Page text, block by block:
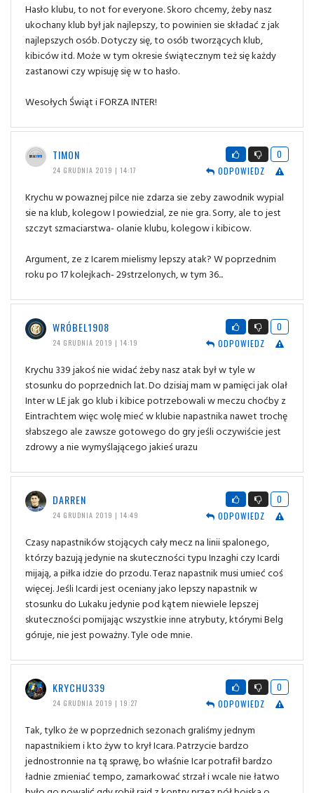
Hasło klubu, to not for everyone. Skoro chcemy, żeby nasz
ukochany klub był jak najlepszy, to powinien sie składać z jak
najlepszych osób. Dotyczy się, to osób tworzących klub,
kibiców itd. Może w tym okresie świątecznym też się każdy
zastanowi czy wpisuję się w to hasło.
Wesołych Świąt i FORZA INTER!
TIMON
24 GRUDNIA 2019 | 14:17
0
ODPOWIEDZ
Krychu w powaznej pilce nie zdarza sie zeby zawodnik wypial
sie na klub, kolegow I powiedzial, ze nie gra. Sorry, ale to jest
szczyt szmaciarstwa- olanie klubu, kolegow i kibicow.
Argument, ze z Icarem mielismy lepszy atak? W poprzednim
roku po 17 kolejkach- 29strzelonych, w tym 36...
WRÓBEL1908
24 GRUDNIA 2019 | 14:19
0
ODPOWIEDZ
Krychu 339 jakoś nie widać żeby nasz atak był w tyle w
stosunku do poprzednich lat. Do dzisiaj mam w pamięci jak olał
Inter w LE jak go klub i kibice potrzebowali w meczu choćby z
Eintrachtem więc wolę mieć w klubie napastnika nawet trochę
słabszego ale zawsze gotowego do gry jeśli oczywiście jest
zdrowy a nie wymyślającego jakieś urazu
DARREN
24 GRUDNIA 2019 | 14:49
0
ODPOWIEDZ
Czasy napastników stojących cały mecz na linii spalonego,
którzy bazują jedynie na skuteczności typu Inzaghi czy Icardi
mijają, a piłka idzie do przodu. Teraz napastnik musi umieć coś
więcej. Jeśli Icardi jest oceniany jako lepszy napastnik w
stosunku do Lukaku jedynie pod kątem niewiele lepszej
skuteczności pomijając wszystkie inne atrybuty, którymi Belg
góruje, nie jest poważny. Tyle ode mnie.
KRYCHU339
24 GRUDNIA 2019 | 19:27
0
ODPOWIEDZ
Tak, tylko że w poprzednich sezonach graliśmy jednym
napastnikiem i kto żyw to krył Icara. Patrzycie bardzo
jednostronnie na tą sprawę, bo właśnie Icar potrafił bardzo
ładnie zmieniać tempo, zamarkować strzał i wcale nie łatwo